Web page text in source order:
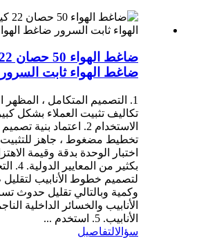
ضاغط الهواء ثابت
1. التصميم المتكامل ، المظهر
تكاليف تثبيت العملاء بشكل
الاستخدام 2. اعتماد بنية
اختبار الوحدة بدقة وقيمة
بكثير من
لتصميم خطوط الأنابيب
وكمية وبالتالي تقليل
الأنابيب والخسائر الداخلية
الأنابيب. 5. استخدم ...
سؤالالتفاصيل